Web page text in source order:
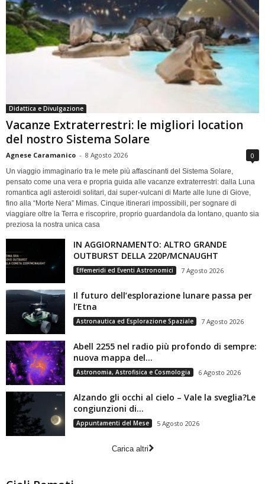
Didattica e Divulgazione
Vacanze Extraterrestri: le migliori location
del nostro Sistema Solare
Agnese Caramanico - 8 Agosto 2026 0
Un viaggio immaginario tra le mete più affascinanti del Sistema Solare,
pensato come una vera e propria guida alle vacanze extraterrestri: dalla Luna
romantica agli asteroidi solitari, dai super-vulcani di Marte alle lune di Giove,
fino alla “Morte Nera” Mimas. Cinque itinerari impossibili, per sognare di
viaggiare oltre la Terra e riscoprire, proprio guardandola da lontano, quanto sia
preziosa la nostra unica casa
IN AGGIORNAMENTO: ALTRO GRANDE
OUTBURST DELLA 220P/MCNAUGHT
Effemeridi ed Eventi Astronomici 7 Agosto 2026
Il futuro dell’esplorazione lunare passa per
l’Etna
Astronautica ed Esplorazione Spaziale 7 Agosto 2026
Abell 2255 nel radio più profondo di sempre:
nuova mappa del...
Astronomia, Astrofisica e Cosmologia 6 Agosto 2026
Alzando gli occhi al cielo – Vale la sveglia?Le
congiunzioni di...
Appuntamenti del Mese 5 Agosto 2026
Carica altri